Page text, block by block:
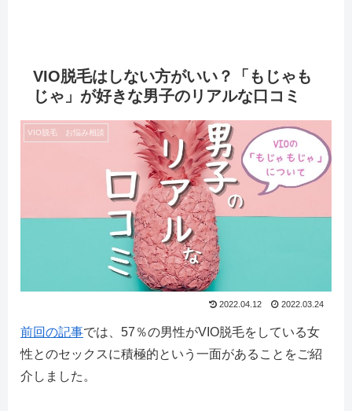
VIO脱毛はしない方がいい？「もじゃも
じゃ」が好きな男子のリアルな口コミ
VIO脱毛 お悩み相談
2022.04.12 2022.03.24
前回の記事では、57％の男性がVIO脱毛をしている女
性とのセックスに積極的という一面があることをご紹
介しました。